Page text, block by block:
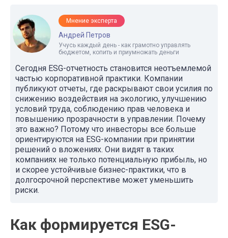
Мнение эксперта
Андрей Петров
Учусь каждый день - как грамотно управлять
бюджетом, копить и приумножать деньги
Сегодня ESG-отчетность становится неотъемлемой
частью корпоративной практики. Компании
публикуют отчеты, где раскрывают свои усилия по
снижению воздействия на экологию, улучшению
условий труда, соблюдению прав человека и
повышению прозрачности в управлении. Почему
это важно? Потому что инвесторы все больше
ориентируются на ESG-компании при принятии
решений о вложениях. Они видят в таких
компаниях не только потенциальную прибыль, но
и скорее устойчивые бизнес-практики, что в
долгосрочной перспективе может уменьшить
риски.
Как формируется ESG-